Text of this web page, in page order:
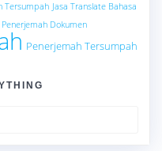
Tersumpah Jasa Translate Bahasa
Penerjemah Dokumen
Penerjemah Tersumpah